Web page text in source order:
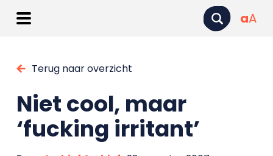
aA
Terug naar overzicht
Niet cool, maar
‘fucking irritant’